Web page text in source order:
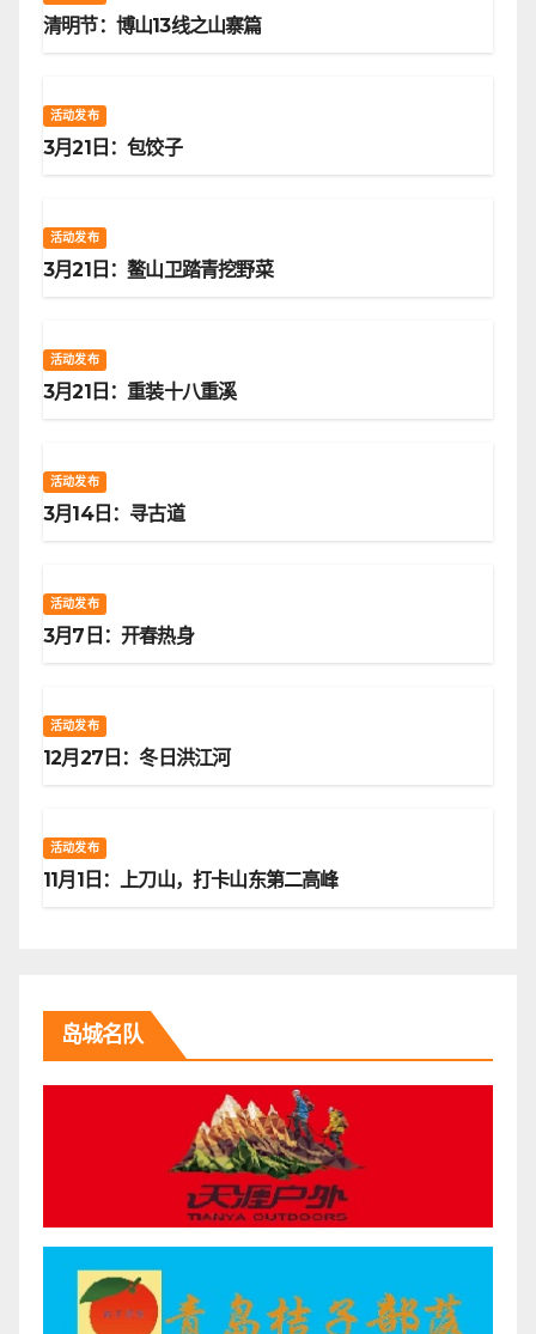
清明节：博山13线之山寨篇
活动发布
3月21日：包饺子
活动发布
3月21日：鳌山卫踏青挖野菜
活动发布
3月21日：重装十八重溪
活动发布
3月14日：寻古道
活动发布
3月7日：开春热身
活动发布
12月27日：冬日洪江河
活动发布
11月1日：上刀山，打卡山东第二高峰
岛城名队